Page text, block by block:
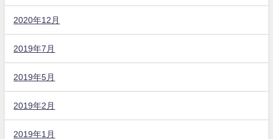
2020年12月
2019年7月
2019年5月
2019年2月
2019年1月